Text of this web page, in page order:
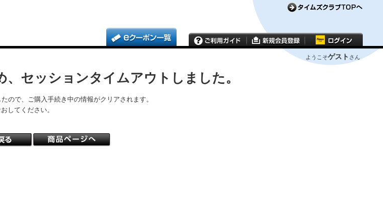
ようこそゲスト さん
セッションタイムアウトしました。
ので、ご購入手続き中の情報がクリアされます。
してください。